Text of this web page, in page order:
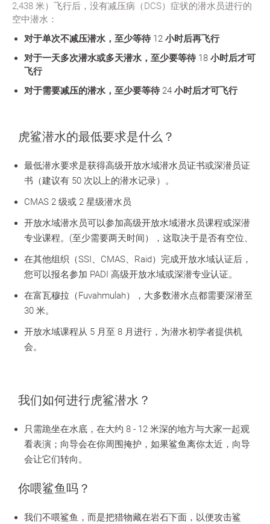
2,438 米）飞行后，没有减压病（DCS）症状的潜水员进行的
空中潜水：
对于单次不减压潜水，至少等待 12 小时后再飞行
对于一天多次潜水或多天潜水，至少要等待 18 小时后才可
飞行
对于需要减压的潜水，至少要等待 24 小时后才可飞行
虎鲨潜水的最低要求是什么？
最低潜水要求是获得高级开放水域潜水员证书或深潜员证
书（建议有 50 次以上的潜水记录）。
CMAS 2 级或 2 星级潜水员
开放水域潜水员可以参加高级开放水域潜水员课程或深潜
专业课程。(至少需要两天时间），这取决于是否有空位、
在其他组织（SSI、CMAS、Raid）完成开放水域认证后，
您可以报名参加 PADI 高级开放水域或深潜专业认证。
在富瓦穆拉（Fuvahmulah），大多数潜水点都需要深潜至
30 米。
开放水域课程从 5 月至 8 月进行，为潜水初学者提供机
会。
我们如何进行虎鲨潜水？
只需跪坐在水底，在大约 8 - 12 米深的地方与大家一起观
看表演；向导会在你周围掩护，如果鲨鱼离你太近，向导
会让它们转向。
你喂鲨鱼吗？
我们不喂鲨鱼，而是把猎物藏在岩石下面，以便攻击鲨